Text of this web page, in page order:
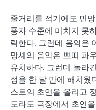
줄거리를 적기에도 민
풍자 수준에 미치지 못
락한다. 그런데 음악은
망셰의 음악은 쁘띠 파
유치하다. 그런데 놀라
정을 한 달 만에 해치웠
스트의 초연을 올리고
도라도 극장에서 초연